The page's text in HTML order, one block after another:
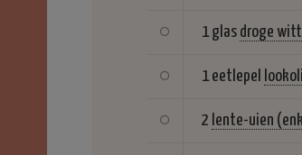
1 glas droge
1 eetlepel
2 lente-uien